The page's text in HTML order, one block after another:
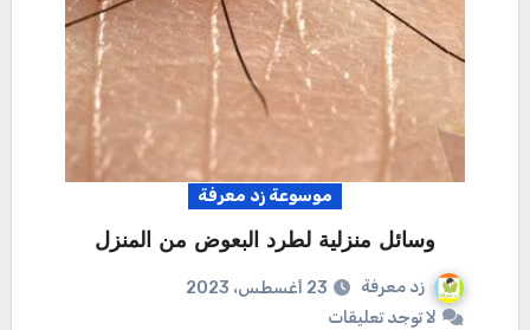
موسوعة زد معرفة
وسائل منزلية لطرد البعوض من المنزل
زد معرفة
23 أغسطس، 2023
لا توجد تعليقات